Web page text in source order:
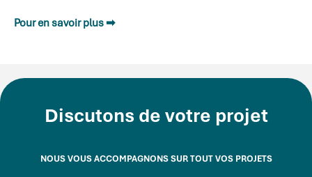
Pour en savoir plus ➡
Discutons de votre projet
NOUS VOUS ACCOMPAGNONS SUR TOUT VOS PROJETS